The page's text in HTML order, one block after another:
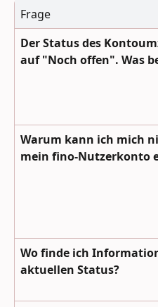
Frage
Der Status des
auf "Noch offen". Was
Warum kann ich mich
mein fino-Nutzerkonto
Wo finde ich
aktuellen Status?